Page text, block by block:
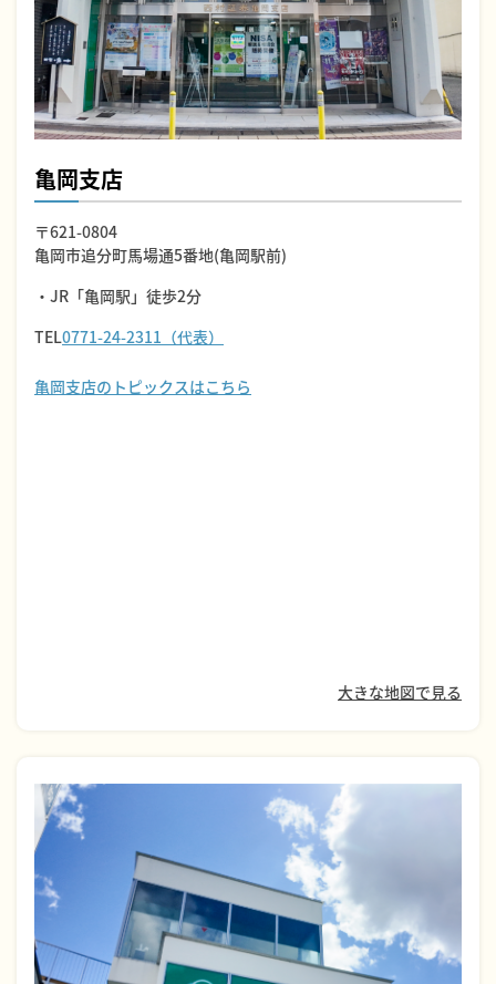
亀岡支店
〒621-0804
亀岡市追分町馬場通5番地(亀岡駅前)
・JR「亀岡駅」徒歩2分
TEL0771-24-2311（代表）
亀岡支店のトピックスはこちら
大きな地図で見る